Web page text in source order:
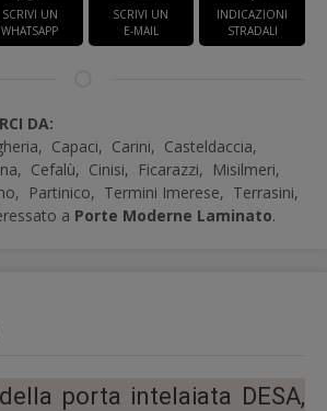
SCRIVI UN
WHATSAPP
SCRIVI UN
E-MAIL
INDICAZIONI
STRADALI
DA:
Capaci, Carini, Casteldaccia,
Cefalù, Cinisi, Ficarazzi, Misilmeri,
Partinico, Termini Imerese, Terrasini,
a Porte Moderne Laminato.
porta intelaiata DESA,